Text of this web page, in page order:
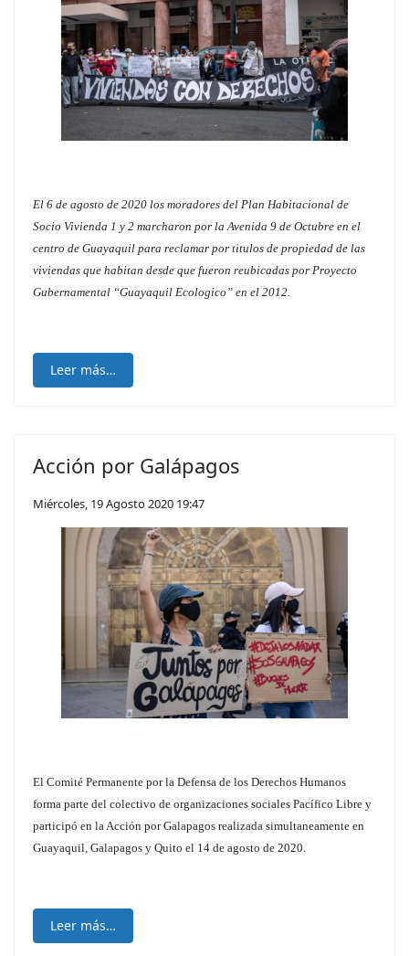
El 6 de agosto de 2020 los moradores del Plan Habitacional de
Socio Vivienda 1 y 2 marcharon por la Avenida 9 de Octubre en el
centro de Guayaquil para reclamar por titulos de propiedad de las
viviendas que habitan desde que fueron reubicadas por Proyecto
Gubernamental “Guayaquil Ecologico” en el 2012.
Leer más…
Acción por Galápagos
Miércoles, 19 Agosto 2020 19:47
El Comité Permanente por la Defensa de los Derechos Humanos
forma parte del colectivo de organizaciones sociales Pacífico Libre y
participó en la Acción por Galapagos realizada simultaneamente en
Guayaquil, Galapagos y Quito el 14 de agosto de 2020.
Leer más…